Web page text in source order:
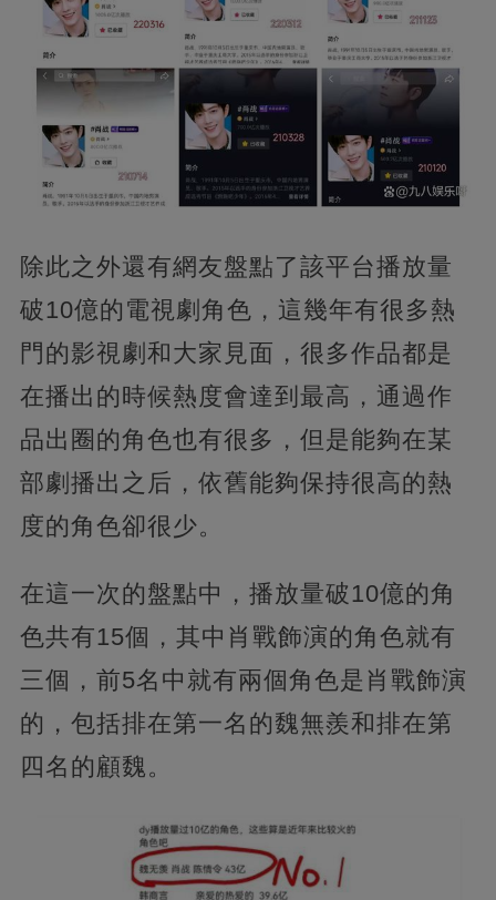
除此之外還有網友盤點了該平台播放量
破10億的電視劇角色，這幾年有很多熱
門的影視劇和大家見面，很多作品都是
在播出的時候熱度會達到最高，通過作
品出圈的角色也有很多，但是能夠在某
部劇播出之后，依舊能夠保持很高的熱
度的角色卻很少。
在這一次的盤點中，播放量破10億的角
色共有15個，其中肖戰飾演的角色就有
三個，前5名中就有兩個角色是肖戰飾演
的，包括排在第一名的魏無羨和排在第
四名的顧魏。